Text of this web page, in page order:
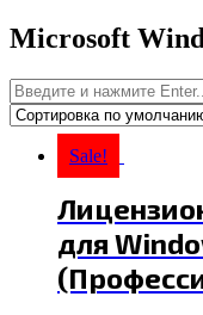
Microsoft
Sale!
для